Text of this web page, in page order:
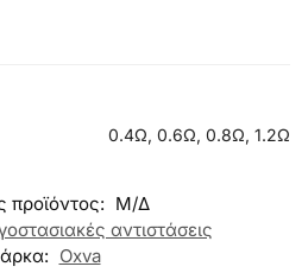
0.4Ω, 0.6Ω, 0.8Ω, 1.2Ω
προϊόντος: Μ/Δ
αντιστάσεις
Oxva